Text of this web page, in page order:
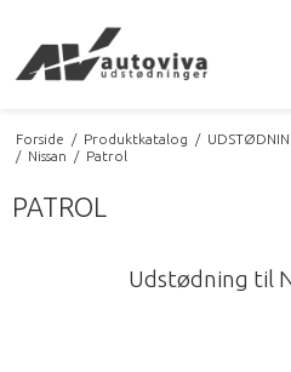
Forside / Produktkatalog /
/ Nissan / Patrol
PATROL
Udstødning til